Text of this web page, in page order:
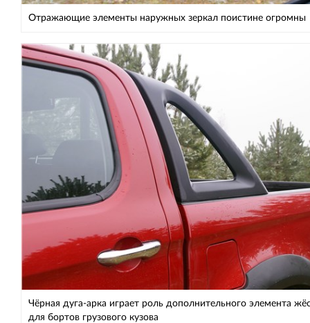
Отражающие элементы наружных зеркал поистине огромны
Чёрная дуга-арка играет роль дополнительного элемента
для бортов грузового кузова